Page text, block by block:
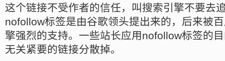
这个链接不受作者的信任，叫搜索引擎不要去
nofollow标签是由谷歌领头提出来的，后来被
擎强烈的支持。一些站长应用nofollow标签的
无关紧要的链接分散掉。